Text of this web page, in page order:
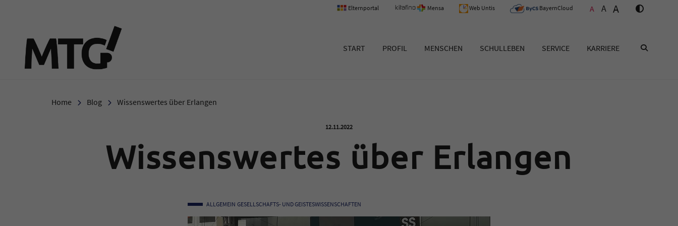
Elternportal Mensa Web Untis BayernCloud A A A
START PROFIL MENSCHEN SCHULLEBEN SERVICE KARRIERE
Home Blog Wissenswertes über Erlangen
Veröffentlicht am:
12.11.2022
Wissenswertes über Erlangen
ALLGEMEIN GESELLSCHAFTS- UND GEISTESWISSENSCHAFTEN